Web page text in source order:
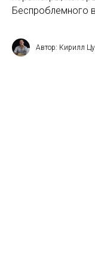
Беспроблемного
Автор: Кирилл